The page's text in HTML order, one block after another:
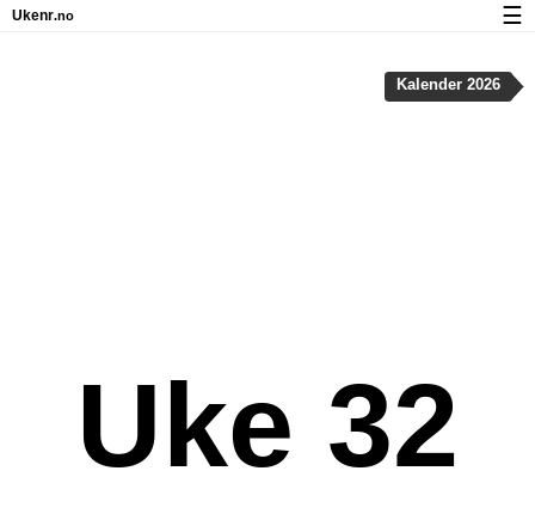
Uke 32
Kalender 2026
Ukenr.no ☰